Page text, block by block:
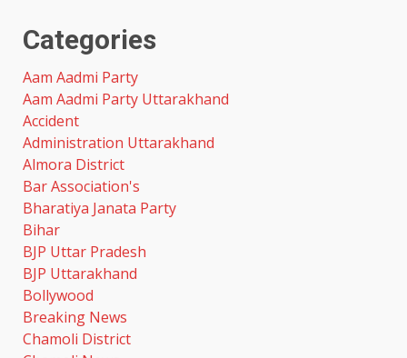
Categories
Aam Aadmi Party
Aam Aadmi Party Uttarakhand
Accident
Administration Uttarakhand
Almora District
Bar Association's
Bharatiya Janata Party
Bihar
BJP Uttar Pradesh
BJP Uttarakhand
Bollywood
Breaking News
Chamoli District